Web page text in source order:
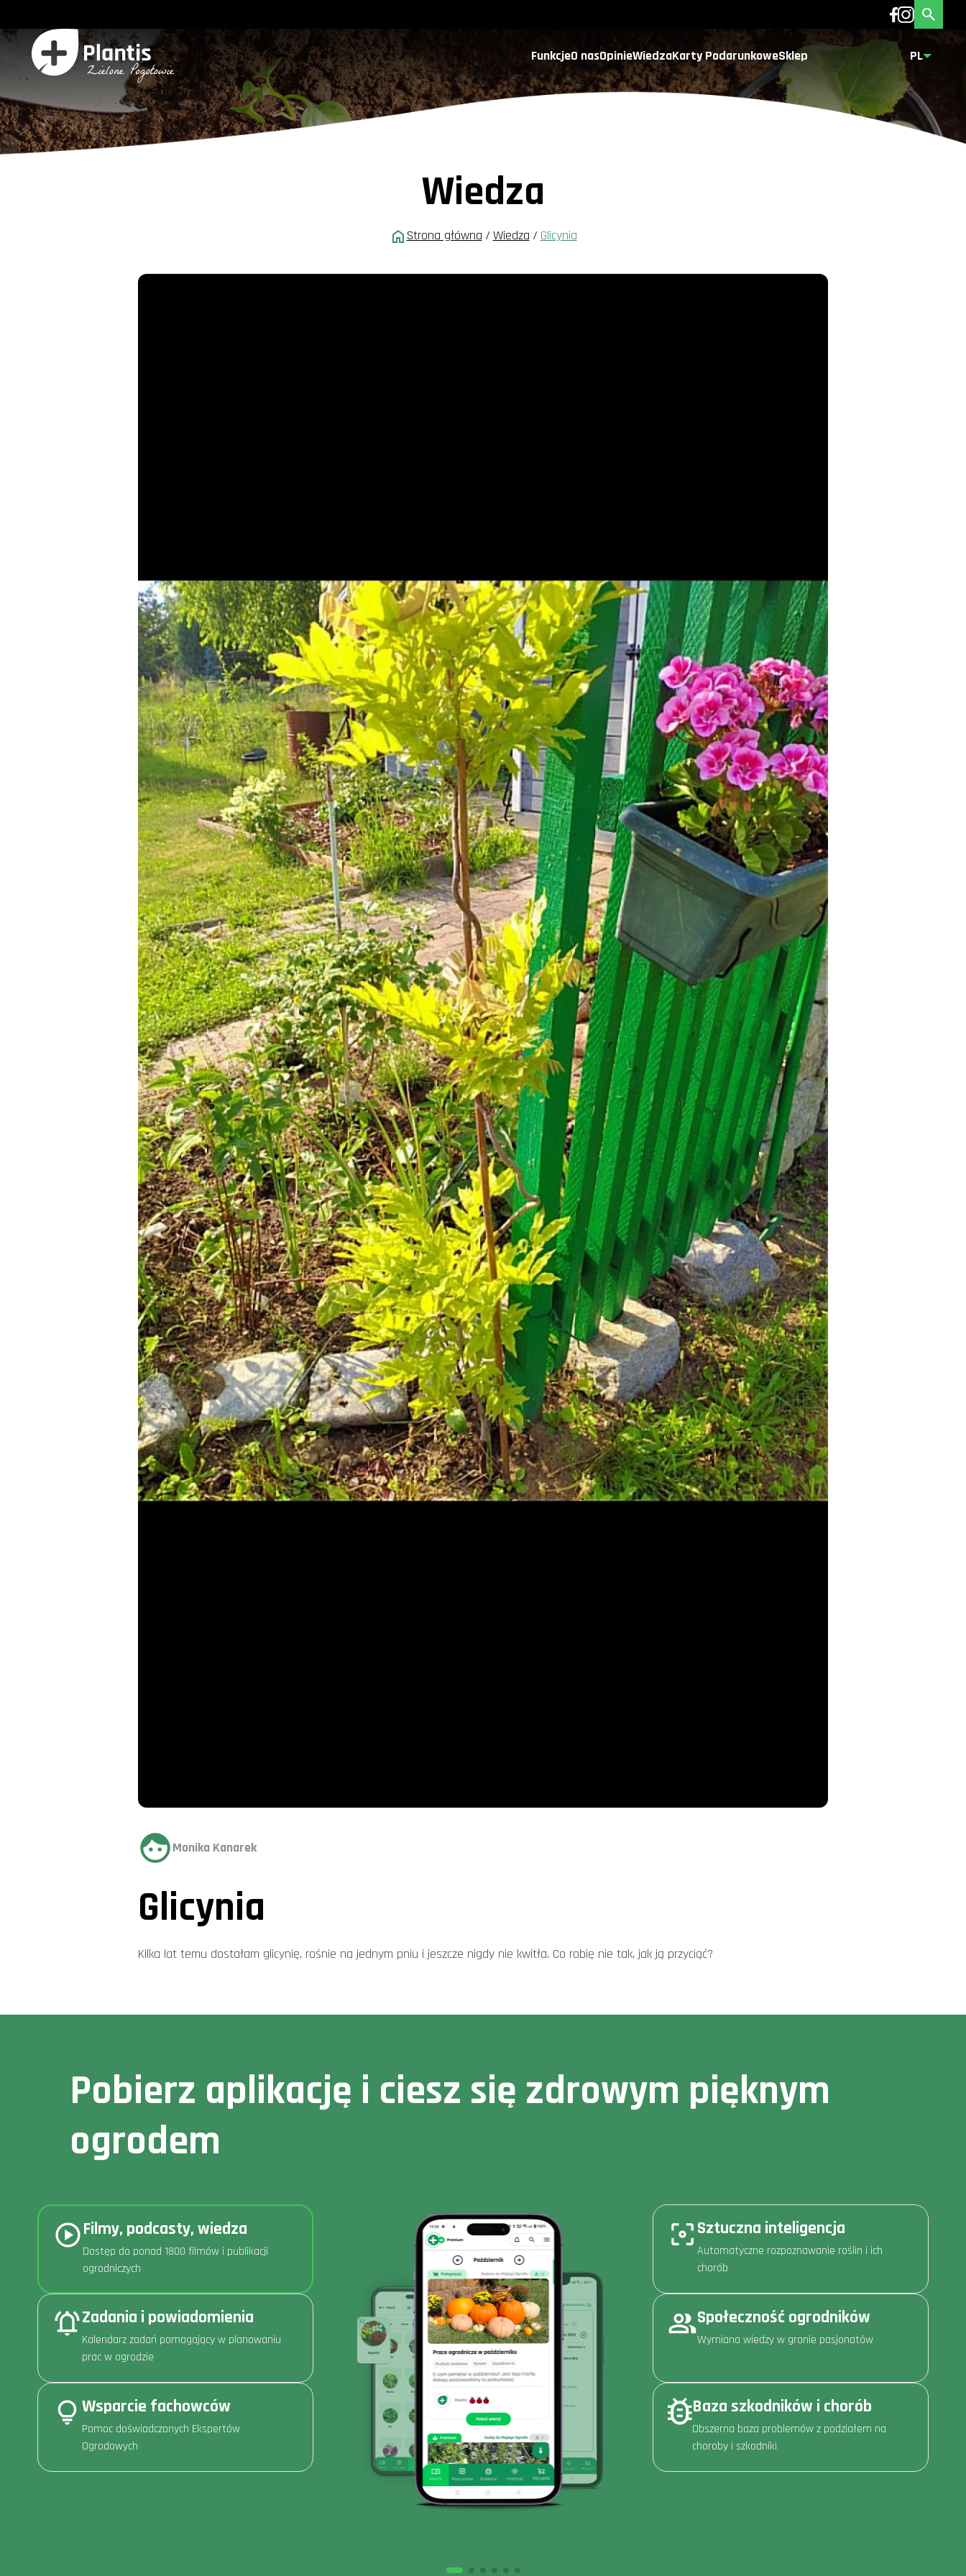
FunkcjeO nasOpinieWiedzaKarty PodarunkoweSklep PL
Wiedza
Strona główna / Wiedza / Glicynia
Monika Kanarek
Glicynia
Kilka lat temu dostałam glicynię, rośnie na jednym pniu i jeszcze nigdy nie kwitła. Co robię nie tak, jak ją przyciąć?
Pobierz aplikację i ciesz się zdrowym pięknym
ogrodem
Filmy, podcasty, wiedza
Dostęp do ponad 1800 filmów i publikacji
ogrodniczych
Zadania i powiadomienia
Kalendarz zadań pomagający w planowaniu
prac w ogrodzie
Wsparcie fachowców
Pomoc doświadczonych Ekspertów
Ogrodowych
Sztuczna inteligencja
Automatyczne rozpoznawanie roślin i ich
chorób
Społeczność ogrodników
Wymiana wiedzy w gronie pasjonatów
Baza szkodników i chorób
Obszerna baza problemów z podziałem na
choroby i szkodniki